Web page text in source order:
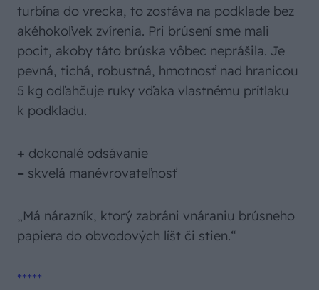
turbína do vrecka, to zostáva na podklade bez
akéhokoľvek zvírenia. Pri brúsení sme mali
pocit, akoby táto brúska vôbec neprášila. Je
pevná, tichá, robustná, hmotnosť nad hranicou
5 kg odľahčuje ruky vďaka vlastnému prítlaku
k podkladu.
+ dokonalé odsávanie
– skvelá manévrovateľnosť
„Má nárazník, ktorý zabráni vnáraniu brúsneho
papiera do obvodových líšt či stien.“
*****